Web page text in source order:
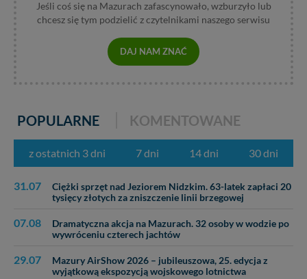
Jeśli coś się na Mazurach zafascynowało, wzburzyło lub
chcesz się tym podzielić z czytelnikami naszego serwisu
DAJ NAM ZNAĆ
POPULARNE KOMENTOWANE
z ostatnich 3 dni 7 dni 14 dni 30 dni
31.07
Ciężki sprzęt nad Jeziorem Nidzkim. 63-latek zapłaci 20
tysięcy złotych za zniszczenie linii brzegowej
07.08
Dramatyczna akcja na Mazurach. 32 osoby w wodzie po
wywróceniu czterech jachtów
29.07
Mazury AirShow 2026 – jubileuszowa, 25. edycja z
wyjątkową ekspozycją wojskowego lotnictwa